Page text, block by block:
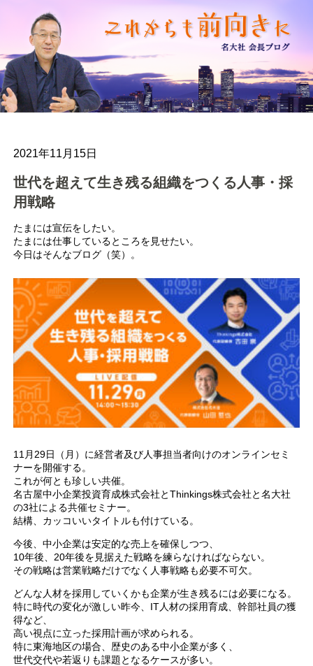
2021年11月15日
世代を超えて生き残る組織をつくる人事・採
用戦略
たまには宣伝をしたい。
たまには仕事しているところを見せたい。
今日はそんなブログ（笑）。
11月29日（月）に経営者及び人事担当者向けのオンラインセミ
ナーを開催する。
これが何とも珍しい共催。
名古屋中小企業投資育成株式会社とThinkings株式会社と名大社
の3社による共催セミナー。
結構、カッコいいタイトルも付けている。
今後、中小企業は安定的な売上を確保しつつ、
10年後、20年後を見据えた戦略を練らなければならない。
その戦略は営業戦略だけでなく人事戦略も必要不可欠。
どんな人材を採用していくかも企業が生き残るには必要になる。
特に時代の変化が激しい昨今、IT人材の採用育成、幹部社員の獲
得など、
高い視点に立った採用計画が求められる。
特に東海地区の場合、歴史のある中小企業が多く、
世代交代や若返りも課題となるケースが多い。